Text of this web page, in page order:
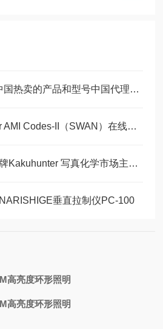
SIBATA柴田科学在中国热卖的产品和型号中国代理商玉崎科学全部有现货供应
玉崎科学现货Monitor AMI Codes‑II（SWAN）在线消毒剂分析仪
玉崎科学仪器代理品牌Kakuhunter 写真化学市场主流热销型号
垂直拉制仪PC-100
高亮度环形照明
高亮度环形照明